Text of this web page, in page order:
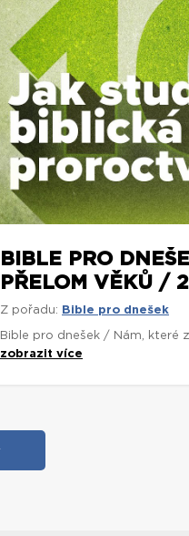
BIBLE PRO
PŘELOM VĚKŮ /
Z pořadu: Bible pro dnešek
Bible pro dnešek / Nám, které
zobrazit více